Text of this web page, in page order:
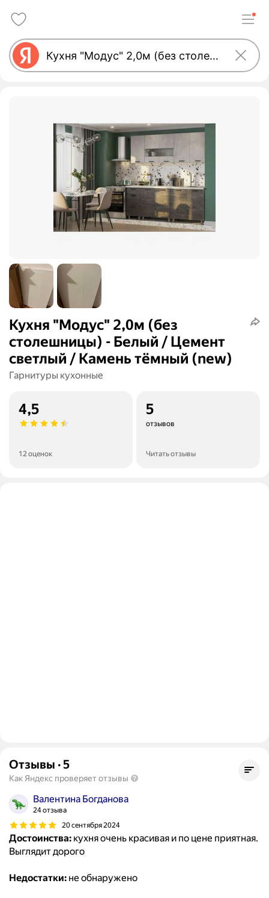
Кухня "Модус" 2,0м (без
столешницы) - Белый / Цемент
светлый / Камень тёмный (new)
Гарнитуры кухонные
4,5
12 оценок
5
отзывов
Читать отзывы
Отзывы ·5
Как Яндекс проверяет отзывы
Валентина Богданова
24 отзыва
20 сентября 2024
Достоинства: кухня очень красивая и по цене приятная.
Выглядит дорого
Недостатки: не обнаружено